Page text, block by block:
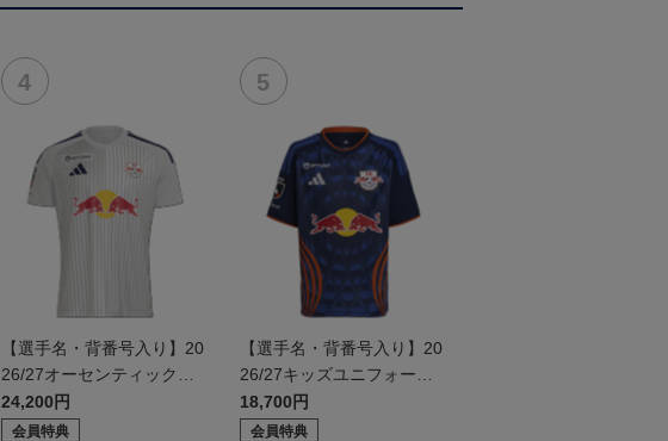
【選手名・背番号入り】20
26/27オーセンティックユ
ニフォーム（フィールド2n
d）
24,200円
会員特典
【選手名・背番号入り】20
26/27キッズユニフォーム
（フィールド1st）
18,700円
会員特典